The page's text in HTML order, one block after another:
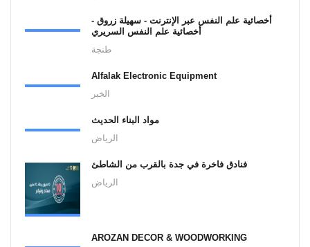
أخصائية علم النفس عبر الإنترنت - سهيلة زروق -
أخصائية علم النفس السريري
طنجة
Alfalak Electronic Equipment
الخبر
مواد البناء الحديث
الرياض
فنادق فاخرة في جدة بالقرب من الشاطئ
الرياض
AROZAN DECOR & WOODWORKING